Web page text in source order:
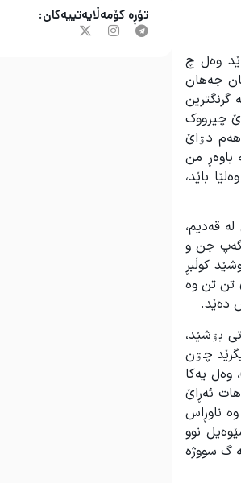
وەل چ
جەهان
چیرووک
دۊاێ
باوەڕ من
باێد،
قەدیم،
گەپ جن و
کوڵبڕ
تن تن وە
دەێد.
بۊشێد،
چۊن
وەل یەکا
ئەڕاێ
ناوڕاس
نوو
گ سووژە
تۆڕە کۆمەڵایەتییەکان: